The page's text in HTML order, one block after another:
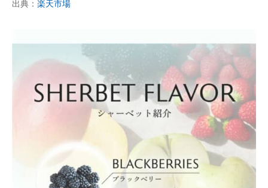
出典： 楽天市場